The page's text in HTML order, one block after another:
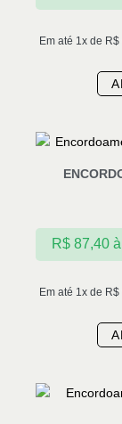
Em até 1x de R$
Em até 1x de R$
R$87,40